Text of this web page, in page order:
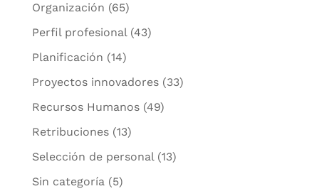
Organización (65)
Perfil profesional(43)
Planificación (14)
Proyectos innovadores(33)
Recursos Humanos(49)
Retribuciones(13)
Selección de personal(13)
Sin categoría(5)